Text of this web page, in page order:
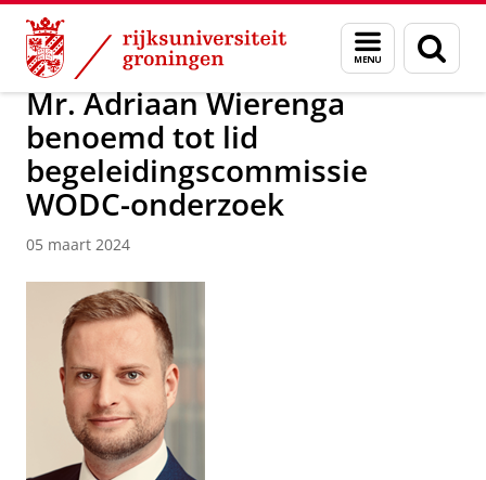
Skip
Content
Skip
Navigation
Menu
en
zoeken
Over ons Nieuwsarchief
Mr. Adriaan Wierenga
benoemd tot lid
begeleidingscommissie
WODC-onderzoek
05 maart 2024